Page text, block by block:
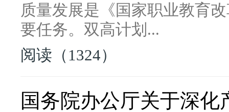
质量发展是《国家职业教育
要任务。双高计划...
阅读（1324）
国务院办公厅关于深